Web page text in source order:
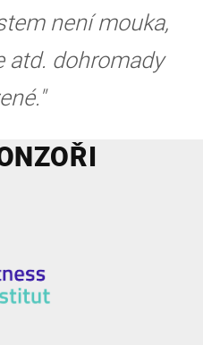
není mouka,
atd. dohromady